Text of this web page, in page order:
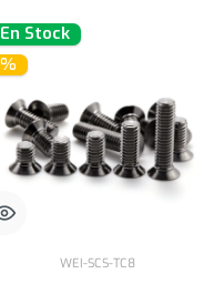
En Stock
%
WEI-SCS-TC8